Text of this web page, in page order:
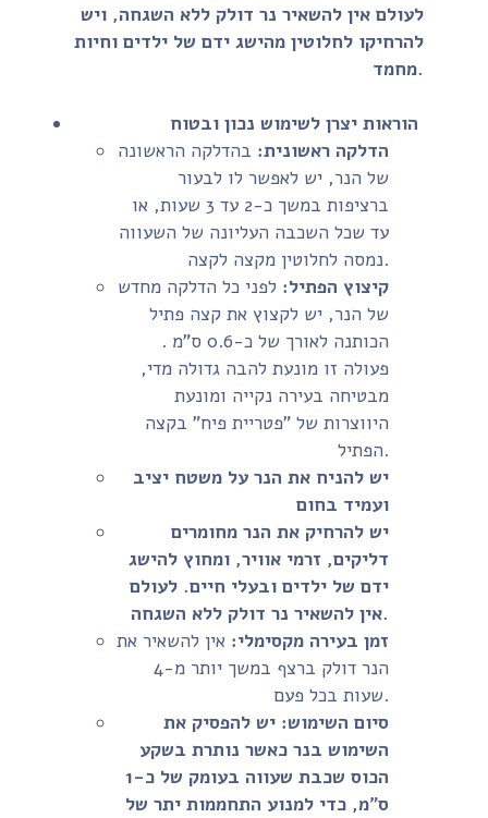
לעולם אין להשאיר נר דולק ללא השגחה, ויש
להרחיקו לחלוטין מהישג ידם של ילדים וחיות
הוראות יצרן לשימוש נכון ובטוח
הדלקה ראשונית:בהדלקה הראשונה
של הנר, יש לאפשר לו לבעור
ברציפות במשך כ-2 עד 3 שעות, או
עד שכל השכבה העליונה של השעווה
קיצוץ הפתיל:לפני כל הדלקה מחדש
של הנר, יש לקצוץ את קצה פתיל
הכותנה לאורך של כ-0.6 ס"מ .
פעולה זו מונעת להבה גדולה מדי,
מבטיחה בעירה נקייה ומונעת
היווצרות של "פטריית פיח" בקצה
יש להניח את הנר על משטח יציב
ועמיד בחום
יש להרחיק את הנר מחומרים
דליקים, זרמי אוויר, ומחוץ להישג
ידם של ילדים ובעלי חיים. לעולם
זמן בעירה מקסימלי:אין להשאיר את
הנר דולק ברצף במשך יותר מ-4
סיום השימוש: יש להפסיק את
השימוש בנר כאשר נותרת בשקע
הכוס שכבת שעווה בעומק של כ-1
ס"מ, כדי למנוע התחממות יתר של